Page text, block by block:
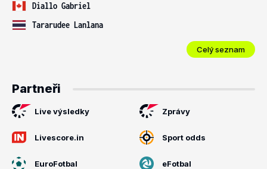
Diallo Gabriel
Tararudee Lanlana
Celý seznam
Partneři
Live výsledky Zprávy
Livescore.in Sport odds
EuroFotbal eFotbal